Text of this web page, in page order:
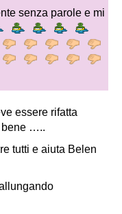
senza parole e mi
essere rifatta
bene …..
tutti e aiuta Belen